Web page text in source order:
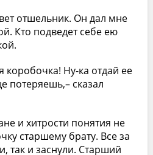
отшельник. Он дал мне
Кто подведет себе ею
коробочка! Ну-ка отдай ее
потеряешь,– сказал
и хитрости понятия не
старшему брату. Все за
так и заснули. Старший